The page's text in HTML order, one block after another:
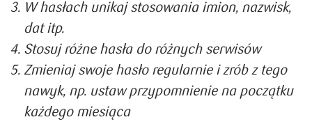
W hasłach unikaj stosowania imion, nazwisk,
dat itp.
Stosuj różne hasła do różnych serwisów
Zmieniaj swoje hasło regularnie i zrób z tego
nawyk, np. ustaw przypomnienie na początku
każdego miesiąca